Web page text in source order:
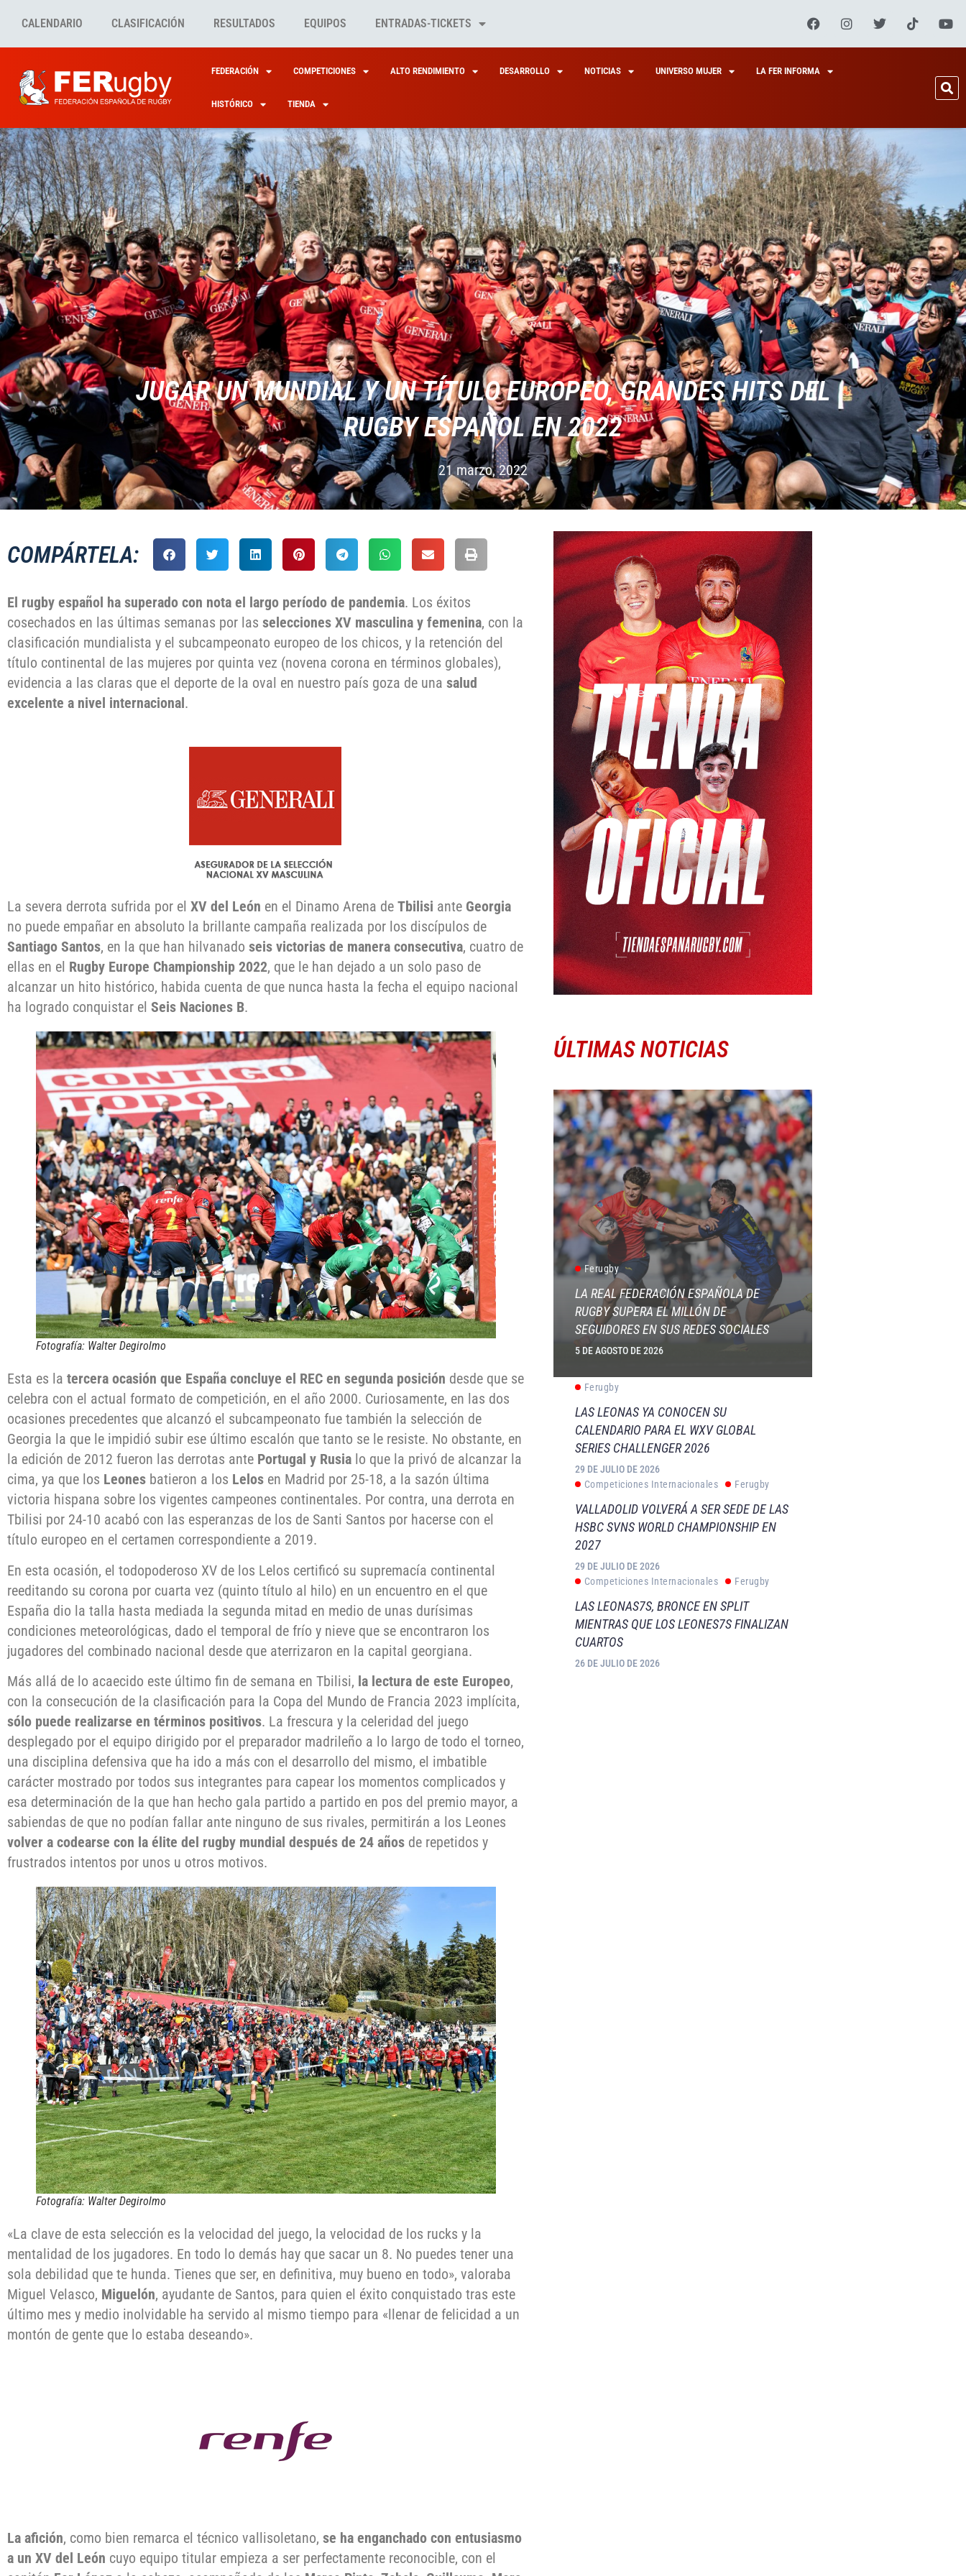
CALENDARIO CLASIFICACIÓN RESULTADOS EQUIPOS ENTRADAS-TICKETS
FEDERACIÓN COMPETICIONES ALTO RENDIMIENTO DESARROLLO NOTICIAS UNIVERSO MUJER LA FER INFORMA
HISTÓRICO TIENDA
JUGAR UN MUNDIAL Y UN TÍTULO EUROPEO, GRANDES HITS DEL
RUGBY ESPAÑOL EN 2022
21 marzo, 2022
COMPÁRTELA:
El rugby español ha superado con nota el largo período de pandemia. Los éxitos
cosechados en las últimas semanas por las selecciones XV masculina y femenina, con la
clasificación mundialista y el subcampeonato europeo de los chicos, y la retención del
título continental de las mujeres por quinta vez (novena corona en términos globales),
evidencia a las claras que el deporte de la oval en nuestro país goza de una salud
excelente a nivel internacional.
La severa derrota sufrida por el XV del León en el Dinamo Arena de Tbilisi ante Georgia
no puede empañar en absoluto la brillante campaña realizada por los discípulos de
Santiago Santos, en la que han hilvanado seis victorias de manera consecutiva, cuatro de
ellas en el Rugby Europe Championship 2022, que le han dejado a un solo paso de
alcanzar un hito histórico, habida cuenta de que nunca hasta la fecha el equipo nacional
ha logrado conquistar el Seis Naciones B.
Fotografía: Walter Degirolmo
Esta es la tercera ocasión que España concluye el REC en segunda posición desde que se
celebra con el actual formato de competición, en el año 2000. Curiosamente, en las dos
ocasiones precedentes que alcanzó el subcampeonato fue también la selección de
Georgia la que le impidió subir ese último escalón que tanto se le resiste. No obstante, en
la edición de 2012 fueron las derrotas ante Portugal y Rusia lo que la privó de alcanzar la
cima, ya que los Leones batieron a los Lelos en Madrid por 25-18, a la sazón última
victoria hispana sobre los vigentes campeones continentales. Por contra, una derrota en
Tbilisi por 24-10 acabó con las esperanzas de los de Santi Santos por hacerse con el
título europeo en el certamen correspondiente a 2019.
En esta ocasión, el todopoderoso XV de los Lelos certificó su supremacía continental
reeditando su corona por cuarta vez (quinto título al hilo) en un encuentro en el que
España dio la talla hasta mediada la segunda mitad en medio de unas durísimas
condiciones meteorológicas, dado el temporal de frío y nieve que se encontraron los
jugadores del combinado nacional desde que aterrizaron en la capital georgiana.
Más allá de lo acaecido este último fin de semana en Tbilisi, la lectura de este Europeo,
con la consecución de la clasificación para la Copa del Mundo de Francia 2023 implícita,
sólo puede realizarse en términos positivos. La frescura y la celeridad del juego
desplegado por el equipo dirigido por el preparador madrileño a lo largo de todo el torneo,
una disciplina defensiva que ha ido a más con el desarrollo del mismo, el imbatible
carácter mostrado por todos sus integrantes para capear los momentos complicados y
esa determinación de la que han hecho gala partido a partido en pos del premio mayor, a
sabiendas de que no podían fallar ante ninguno de sus rivales, permitirán a los Leones
volver a codearse con la élite del rugby mundial después de 24 años de repetidos y
frustrados intentos por unos u otros motivos.
Fotografía: Walter Degirolmo
«La clave de esta selección es la velocidad del juego, la velocidad de los rucks y la
mentalidad de los jugadores. En todo lo demás hay que sacar un 8. No puedes tener una
sola debilidad que te hunda. Tienes que ser, en definitiva, muy bueno en todo», valoraba
Miguel Velasco, Miguelón, ayudante de Santos, para quien el éxito conquistado tras este
último mes y medio inolvidable ha servido al mismo tiempo para «llenar de felicidad a un
montón de gente que lo estaba deseando».
La afición, como bien remarca el técnico vallisoletano, se ha enganchado con entusiasmo
a un XV del León cuyo equipo titular empieza a ser perfectamente reconocible, con el
ÚLTIMAS NOTICIAS
Ferugby
LA REAL FEDERACIÓN ESPAÑOLA DE
RUGBY SUPERA EL MILLÓN DE
SEGUIDORES EN SUS REDES SOCIALES
5 DE AGOSTO DE 2026
Ferugby
LAS LEONAS YA CONOCEN SU
CALENDARIO PARA EL WXV GLOBAL
SERIES CHALLENGER 2026
29 DE JULIO DE 2026
Competiciones Internacionales
Ferugby
VALLADOLID VOLVERÁ A SER SEDE DE LAS
HSBC SVNS WORLD CHAMPIONSHIP EN
2027
29 DE JULIO DE 2026
Competiciones Internacionales
Ferugby
LAS LEONAS7S, BRONCE EN SPLIT
MIENTRAS QUE LOS LEONES7S FINALIZAN
CUARTOS
26 DE JULIO DE 2026